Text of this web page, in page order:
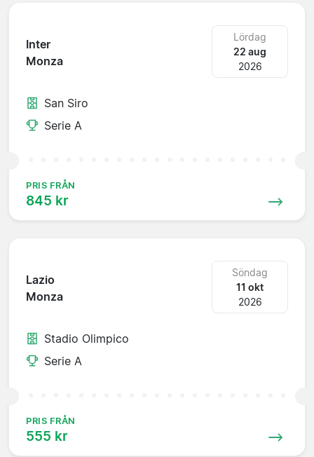
Inter
Monza
Lördag
22 aug
2026
San Siro
Serie A
PRIS FRÅN
845 kr
Lazio
Monza
Söndag
11 okt
2026
Stadio Olimpico
Serie A
PRIS FRÅN
555 kr